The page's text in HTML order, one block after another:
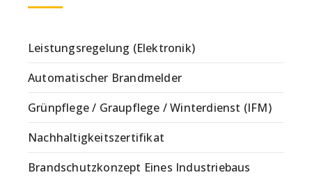
Leistungsregelung (Elektronik)
Automatischer Brandmelder
Grünpflege / Graupflege / Winterdienst (IFM)
Nachhaltigkeitszertifikat
Brandschutzkonzept Eines Industriebaus